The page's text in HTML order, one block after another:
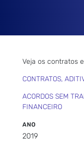
Veja os contratos
CONTRATOS,
ACORDOS SEM
FINANCEIRO
ANO
2019